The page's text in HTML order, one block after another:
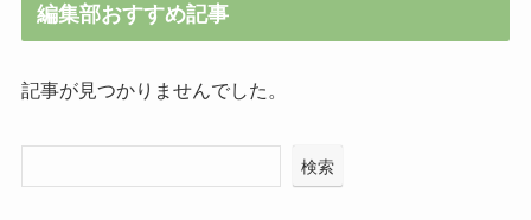
編集部おすすめ記事
記事が見つかりませんでした。
検索